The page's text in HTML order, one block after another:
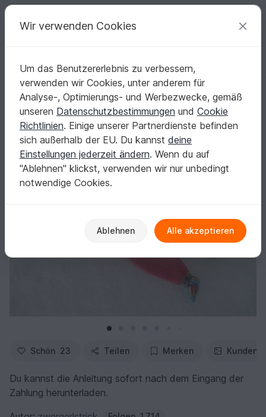
Deine kreativen Ideen
Deutsch | € (EUR) einloggen Kostenlos registrieren
Startseite Häkeln Festlichkeiten Geburt
Häkelanleitung, 'Knuddelchen' Schmusepüppchen für kleine Zwerge
Häkelanleitung, 'Knuddelchen'
Schmusepüppchen für kleine Zwerge
Schön 23 Teilen Merken
Du kannst die Anleitung sofort nach dem Eingang der
Zahlung herunterladen.
Wir verwenden Cookies
Um das Benutzererlebnis zu verbessern,
verwenden wir Cookies, unter anderem für
Analyse-, Optimierungs- und Werbezwecke, gemäß
unseren Datenschutzbestimmungen und Cookie
Richtlinien. Einige unserer Partnerdienste befinden
sich außerhalb der EU. Du kannst deine
Einstellungen jederzeit ändern. Wenn du auf
"Ablehnen" klickst, verwenden wir nur unbedingt
notwendige Cookies.
Ablehnen Alle akzeptieren